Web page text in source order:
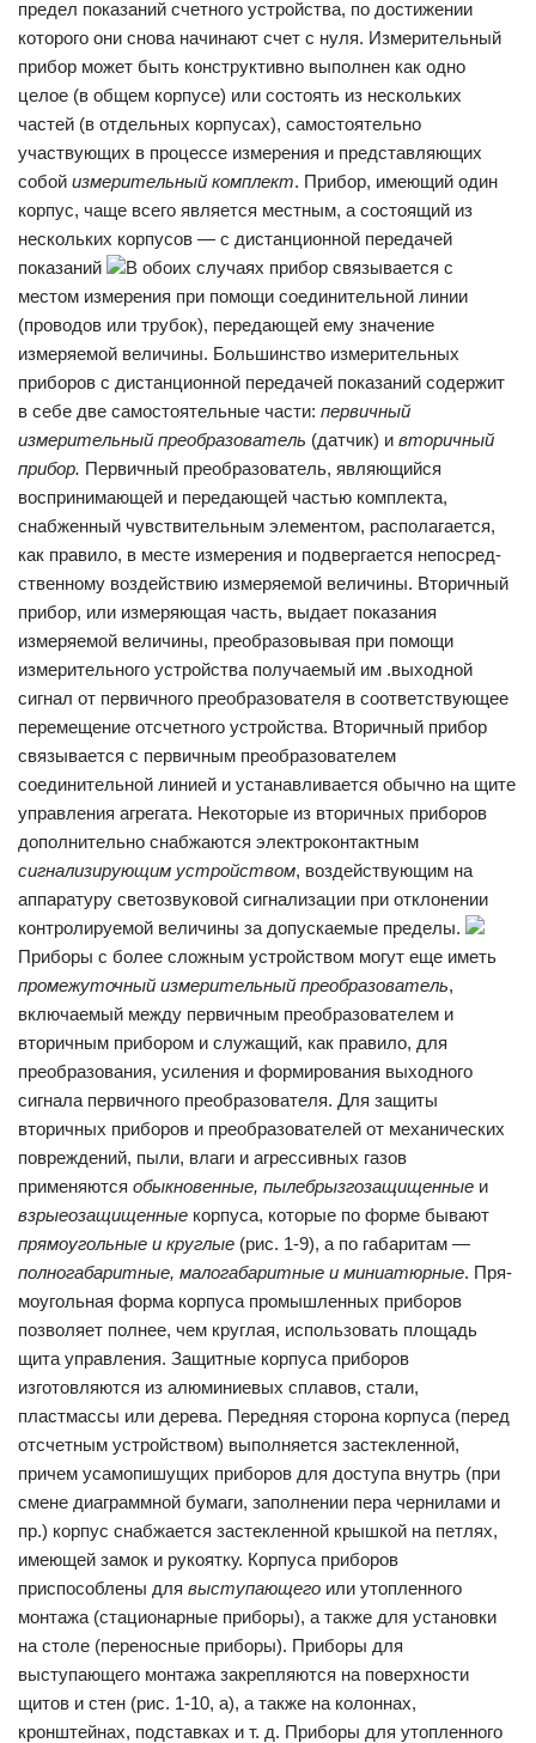
предел показаний счетного устройства, по достижении
которого они снова начинают счет с нуля. Измерительный
прибор может быть кон­структивно выполнен как одно
целое (в общем корпусе) или состоять из нескольких
частей (в отдельных корпусах), самостоятельно
участвующих в процессе измерения и представляющих
собой измерительный комплект. Прибор, имеющий один
корпус, чаще всего является местным, а состоящий из
нескольких корпусов — с дистанционной передачей
показаний
В обоих случаях прибор связывается с
местом измерения при помощи соединитель­ной линии
(проводов или трубок), передающей ему зна­чение
измеряемой величины. Большинство измерительных
приборов с дистанцион­ной передачей показаний содержит
в себе две самостоятель­ные части: первичный
измерительный преобразователь (датчик) и вторичный
прибор. Первичный преобразователь, являю­щийся
воспринимающей и передающей частью комплекта,
снабженный чувствительным элементом, располагается,
как правило, в месте измерения и подвергается непосред­
ственному воздействию измеряемой величины. Вторичный
прибор, или измеряющая часть, выдает показания
измеряемой величины, преобразовывая при помощи
измерительного устройства получаемый им .выходной
сигнал от первичного преобразователя в соот­ветствующее
перемещение отсчетного устройства. Вторич­ный прибор
связывается с первичным преобразователем
соединительной линией и устанавливается обычно на щите
управления агрегата. Некоторые из вторичных приборов
дополнительно снабжаются электроконтактным
сигнализирующим уст­ройством, воздействующим на
аппаратуру светозвуковой сигнализации при отклонении
контролируемой величины за допускаемые пределы.
Приборы с более сложным устройством могут еще иметь
промежуточный измерительный преобразователь,
включаемый между первичным преобразователем и
вторичным прибором и служащий, как правило, для
преобразования, усиления и формирования выходного
сигнала первичного преобразователя. Для защиты
вторичных приборов и преобразователей от механических
повреждений, пыли, влаги и агрессивных газов
применяются обыкновенные, пылебрызгозащищенные и
взрыеозащищенные корпуса, которые по форме бывают
прямоугольные и круглые (рис. 1-9), а по габаритам —
полногабаритные, малогабаритные и миниатюрные. Пря­
моугольная форма корпуса промышленных приборов
позволяет полнее, чем круглая, использовать площадь
щита управления. Защитные корпуса приборов
изготовляются из алюминиевых сплавов, стали,
пластмассы или дерева. Передняя сторона корпуса (перед
отсчетным устройством) выполняется застекленной,
причем усамопишущих при­боров для доступа внутрь (при
смене диаграммной бумаги, заполнении пера чернилами и
пр.) корпус снабжается застекленной крышкой на петлях,
имеющей замок и рукоятку. Корпуса приборов
приспособлены для выступающего или утопленного
монтажа (стационарные приборы), а так­же для установки
на столе (переносные приборы). Прибо­ры для
выступающего монтажа закрепляются на поверхности
щитов и стен (рис. 1-10, а), а также на колоннах,
кронштейнах, подставках и т. д. Прибо­ры для утопленного